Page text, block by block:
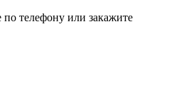
телефону или закажите